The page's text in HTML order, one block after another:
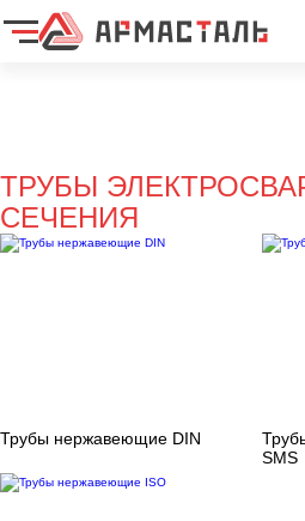
ТРУБЫ
СЕЧЕНИЯ
Трубы нержавеющие DIN
SMS